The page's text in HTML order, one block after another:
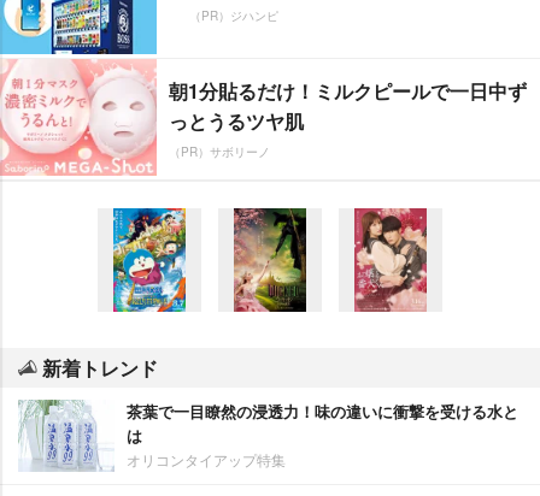
（PR）ジハンピ
朝1分貼るだけ！ミルクピールで一日中ず
っとうるツヤ肌
（PR）サボリーノ
新着トレンド
茶葉で一目瞭然の浸透力！味の違いに衝撃を受ける水と
は
オリコンタイアップ特集